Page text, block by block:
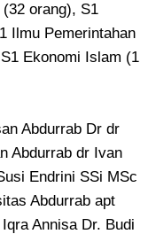
orang), S1
Ilmu Pemerintahan
Ekonomi Islam (1
Abdurrab Dr dr
Abdurrab dr Ivan
Endrini SSi MSc
Abdurrab apt
Annisa Dr. Budi